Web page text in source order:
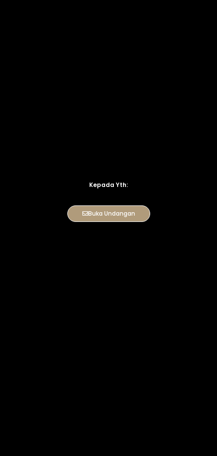
Kepada Yth:
Buka Undangan